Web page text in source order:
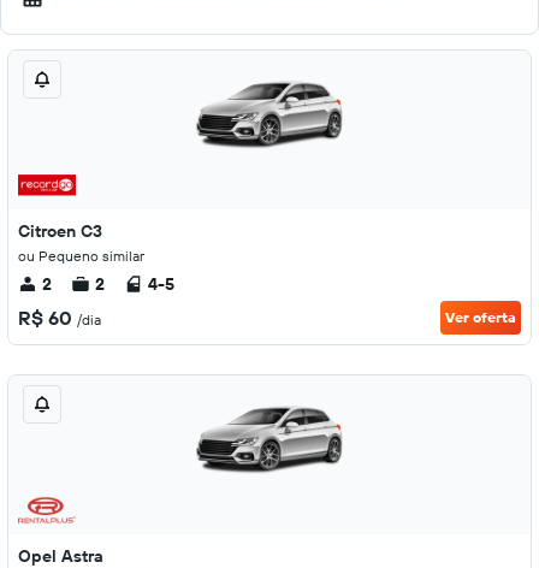
Citroen C3
ou Pequeno similar
2 2 4-5
R$ 60 /dia Ver oferta
Opel Astra